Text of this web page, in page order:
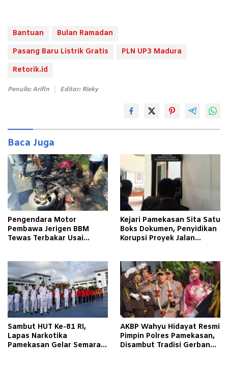
Bantuan
Bulan Ramadan
Pasang Baru Listrik Gratis
PLN UP3 Madura
Retorik.id
Penulis: Arifin Editor: Rieky
Baca Juga
Pengendara Motor
Pembawa Jerigen BBM
Tewas Terbakar Usai
Pamekasan
Kejari Pamekasan Sita Satu
Boks Dokumen, Penyidikan
Korupsi Proyek Jalan
Sambut HUT Ke-81 RI,
Lapas Narkotika
Pamekasan Gelar Semarak
AKBP Wahyu Hidayat Resmi
Pimpin Polres Pamekasan,
Disambut Tradisi Gerbang